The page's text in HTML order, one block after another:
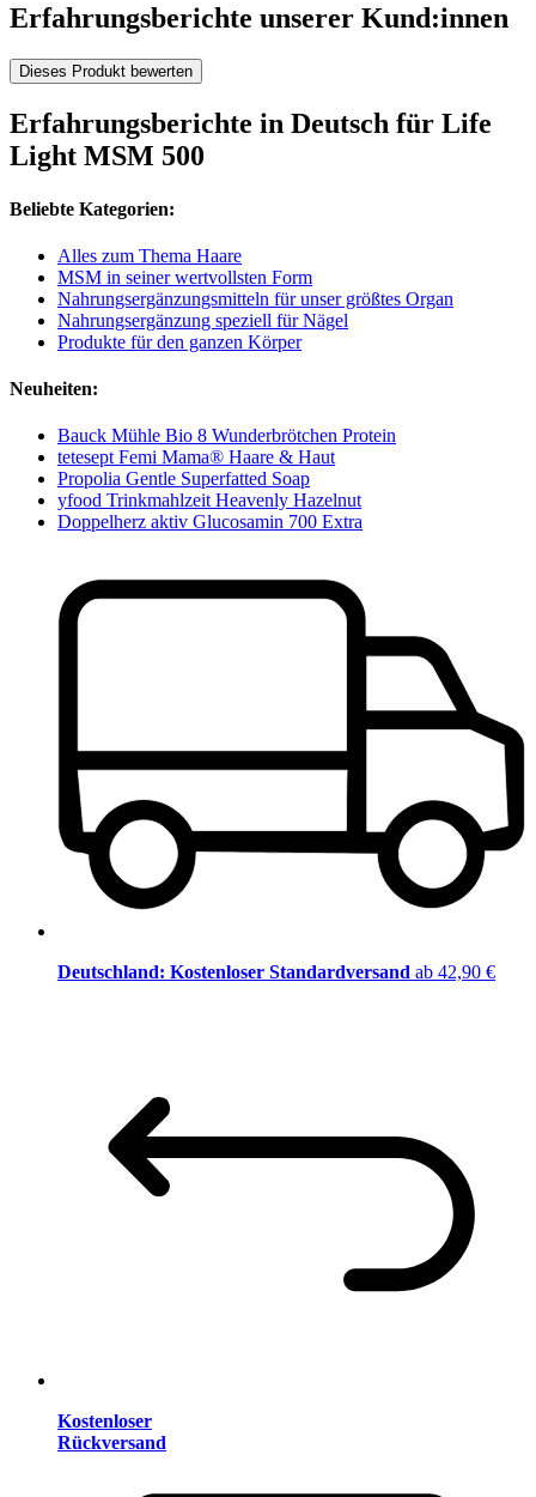
Erfahrungsberichte unserer Kund:innen
Dieses Produkt bewerten
Erfahrungsberichte in Deutsch für Life
Light MSM 500
Beliebte Kategorien:
Alles zum Thema Haare
MSM in seiner wertvollsten Form
Nahrungsergänzungsmitteln für unser größtes Organ
Nahrungsergänzung speziell für Nägel
Produkte für den ganzen Körper
Neuheiten:
Bauck Mühle Bio 8 Wunderbrötchen Protein
tetesept Femi Mama® Haare & Haut
Propolia Gentle Superfatted Soap
yfood Trinkmahlzeit Heavenly Hazelnut
Doppelherz aktiv Glucosamin 700 Extra
Deutschland: Kostenloser Standardversand ab 42,90 €
Kostenloser
Rückversand